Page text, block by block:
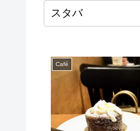
Café